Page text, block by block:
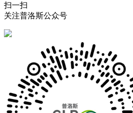
扫一扫
关注普洛斯公众号